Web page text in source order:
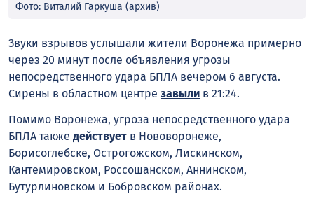
Фото: Виталий Гаркуша (архив)
Звуки взрывов услышали жители Воронежа примерно
через 20 минут после объявления угрозы
непосредственного удара БПЛА вечером 6 августа.
Сирены в областном центре завыли в 21:24.
Помимо Воронежа, угроза непосредственного удара
БПЛА также действует в Нововоронеже,
Борисоглебске, Острогожском, Лискинском,
Кантемировском, Россошанском, Аннинском,
Бутурлиновском и Бобровском районах.